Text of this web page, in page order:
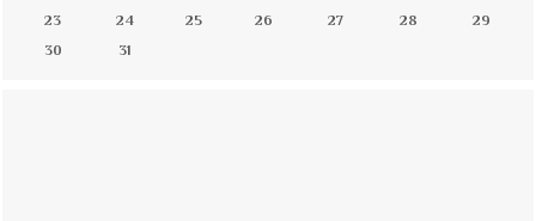
23
24 25 26 27 28
29
30
31